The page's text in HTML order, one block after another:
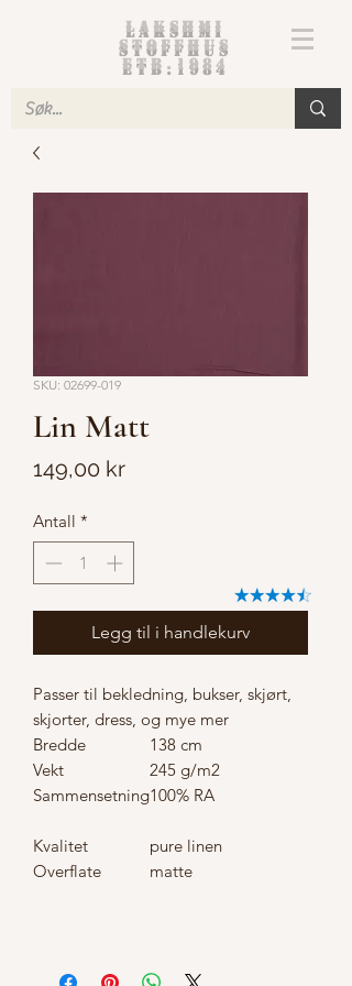
Lakshmi
Stoffhus
etb.1984
SKU: 02699-019
Lin Matt
149,00 krPris
Antall *
Legg til i handlekurv
Passer til bekledning, bukser, skjørt,
skjorter, dress, og mye mer
Bredde
138 cm
Vekt
245 g/m2
Sammensetning100% RA
Kvalitet
pure linen
Overflate
matte